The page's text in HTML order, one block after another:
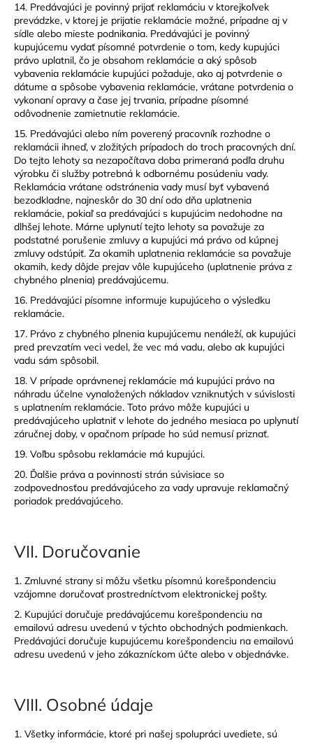
14. Predávajúci je povinný prijať reklamáciu v ktorejkoľvek
prevádzke, v ktorej je prijatie reklamácie možné, prípadne aj v
sídle alebo mieste podnikania. Predávajúci je povinný
kupujúcemu vydať písomné potvrdenie o tom, kedy kupujúci
právo uplatnil, čo je obsahom reklamácie a aký spôsob
vybavenia reklamácie kupujúci požaduje, ako aj potvrdenie o
dátume a spôsobe vybavenia reklamácie, vrátane potvrdenia o
vykonaní opravy a čase jej trvania, prípadne písomné
odôvodnenie zamietnutie reklamácie.
15. Predávajúci alebo ním poverený pracovník rozhodne o
reklamácii ihneď, v zložitých prípadoch do troch pracovných dní.
Do tejto lehoty sa nezapočítava doba primeraná podľa druhu
výrobku či služby potrebná k odbornému posúdeniu vady.
Reklamácia vrátane odstránenia vady musí byť vybavená
bezodkladne, najneskôr do 30 dní odo dňa uplatnenia
reklamácie, pokiaľ sa predávajúci s kupujúcim nedohodne na
dlhšej lehote. Márne uplynutí tejto lehoty sa považuje za
podstatné porušenie zmluvy a kupujúci má právo od kúpnej
zmluvy odstúpiť. Za okamih uplatnenia reklamácie sa považuje
okamih, kedy dôjde prejav vôle kupujúceho (uplatnenie práva z
chybného plnenia) predávajúcemu.
16. Predávajúci písomne informuje kupujúceho o výsledku
reklamácie.
17. Právo z chybného plnenia kupujúcemu nenáleží, ak kupujúci
pred prevzatím veci vedel, že vec má vadu, alebo ak kupujúci
vadu sám spôsobil.
18. V prípade oprávnenej reklamácie má kupujúci právo na
náhradu účelne vynaložených nákladov vzniknutých v súvislosti
s uplatnením reklamácie. Toto právo môže kupujúci u
predávajúceho uplatniť v lehote do jedného mesiaca po uplynutí
záručnej doby, v opačnom prípade ho súd nemusí priznať.
19. Voľbu spôsobu reklamácie má kupujúci.
20. Ďalšie práva a povinnosti strán súvisiace so
zodpovednosťou predávajúceho za vady upravuje reklamačný
poriadok predávajúceho.
VII. Doručovanie
1. Zmluvné strany si môžu všetku písomnú korešpondenciu
vzájomne doručovať prostredníctvom elektronickej pošty.
2. Kupujúci doručuje predávajúcemu korešpondenciu na
emailovú adresu uvedenú v týchto obchodných podmienkach.
Predávajúci doručuje kupujúcemu korešpondenciu na emailovú
adresu uvedenú v jeho zákazníckom účte alebo v objednávke.
VIII. Osobné údaje
1. Všetky informácie, ktoré pri našej spolupráci uvediete, sú